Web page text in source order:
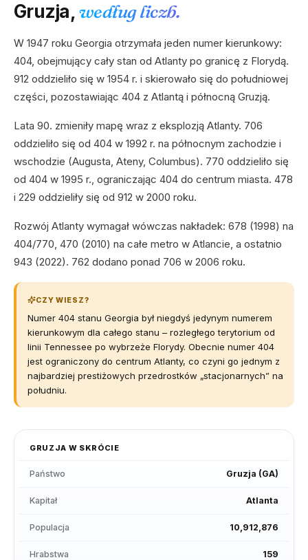
Gruzja,według liczb.
W 1947 roku Georgia otrzymała jeden numer kierunkowy:
404, obejmujący cały stan od Atlanty po granicę z Florydą.
912 oddzieliło się w 1954 r. i skierowało się do południowej
części, pozostawiając 404 z Atlantą i północną Gruzją.
Lata 90. zmieniły mapę wraz z eksplozją Atlanty. 706
oddzieliło się od 404 w 1992 r. na północnym zachodzie i
wschodzie (Augusta, Ateny, Columbus). 770 oddzieliło się
od 404 w 1995 r., ograniczając 404 do centrum miasta. 478
i 229 oddzieliły się od 912 w 2000 roku.
Rozwój Atlanty wymagał wówczas nakładek: 678 (1998) na
404/770, 470 (2010) na całe metro w Atlancie, a ostatnio
943 (2022). 762 dodano ponad 706 w 2006 roku.
CZY WIESZ?
Numer 404 stanu Georgia był niegdyś jedynym numerem
kierunkowym dla całego stanu – rozległego terytorium od
linii Tennessee po wybrzeże Florydy. Obecnie numer 404
jest ograniczony do centrum Atlanty, co czyni go jednym z
najbardziej prestiżowych przedrostków „stacjonarnych” na
południu.
GRUZJA W SKRÓCIE
Państwo Gruzja (GA)
Kapitał Atlanta
Populacja 10,912,876
Hrabstwa 159